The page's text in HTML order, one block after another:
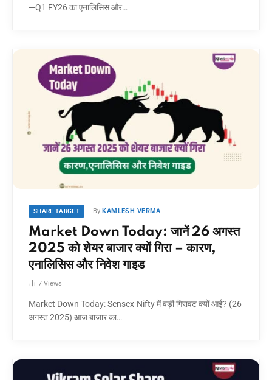
—Q1 FY26 का एनालिसिस और…
SHARE TARGET By KAMLESH VERMA
Market Down Today: जानें 26 अगस्त
2025 को शेयर बाजार क्यों गिरा – कारण,
एनालिसिस और निवेश गाइड
7 Views
Market Down Today: Sensex-Nifty में बड़ी गिरावट क्यों आई? (26
अगस्त 2025) आज बाजार का…